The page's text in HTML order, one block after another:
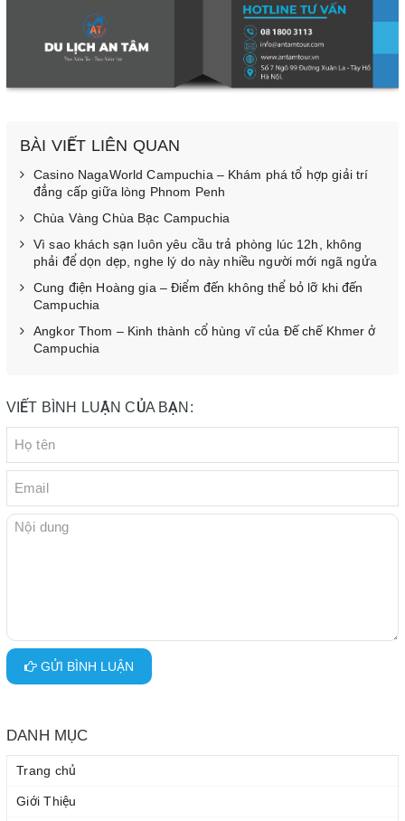
BÀI VIẾT LIÊN QUAN
Casino NagaWorld Campuchia – Khám phá tổ hợp giải trí
đẳng cấp giữa lòng Phnom Penh
Chùa Vàng Chùa Bạc Campuchia
Vì sao khách sạn luôn yêu cầu trả phòng lúc 12h, không
phải để dọn dẹp, nghe lý do này nhiều người mới ngã ngửa
Cung điện Hoàng gia – Điểm đến không thể bỏ lỡ khi đến
Campuchia
Angkor Thom – Kinh thành cổ hùng vĩ của Đế chế Khmer ở
Campuchia
VIẾT BÌNH LUẬN CỦA BẠN:
GỬI BÌNH LUẬN
DANH MỤC
Trang chủ
Giới Thiệu